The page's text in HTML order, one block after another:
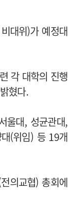
대위)가 예정대
각 대학의 진행
혔다.
울대, 성균관대,
(위임) 등 19개
의교협) 총회에